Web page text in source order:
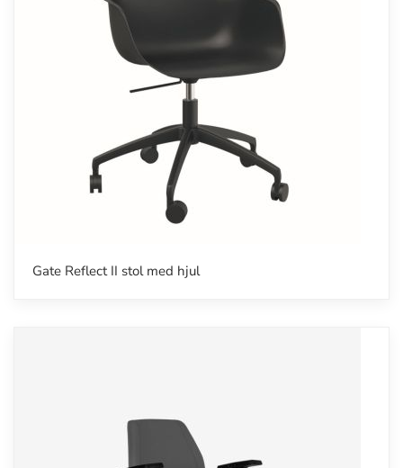
Gate Reflect II stol med hjul